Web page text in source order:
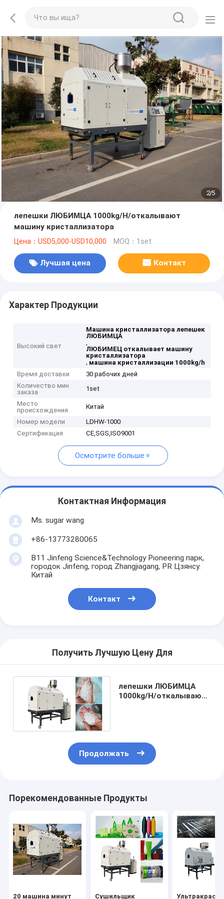
2/5
лепешки ЛЮБИМЦА 1000kg/H/откалывают
машину кристаллизатора
Цена：USD5,000-USD10,000 MOQ：1set
Лучшая цена Контакт
Характер Продукции
Высокий свет
Машина кристаллизатора лепешек
ЛЮБИМЦА
,
ЛЮБИМЕЦ откалывает машину
кристаллизатора
, машина кристаллизации 1000kg/h
Время доставки
30 рабочих дней
Количество мин
заказа
1set
Место
происхождения
Китай
Номер модели
LDHW-1000
Сертификация
CE,SGS,ISO9001
Осмотрите больше
Контактная Информация
Ms. sugar wang
+86-13773280065
B11 Jinfeng Science&Technology Pioneering парк,
городок Jinfeng, город Zhangjiagang, PR Цзянсу.
Китай
Контакт
Получить Лучшую Цену Для
лепешки ЛЮБИМЦА
1000kg/H/откалывают
Продолжать
Порекомендованные Продукты
20 машина минут Сушильщик